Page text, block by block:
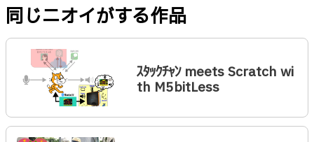
同じニオイがする作品
ｽﾀｯｸﾁｬﾝ meets Scratch wi
th M5bitLess